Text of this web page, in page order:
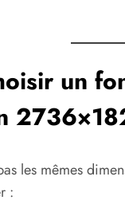
un
les mêmes
: